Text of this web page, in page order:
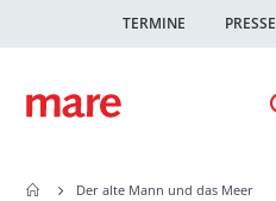
TERMINE PRESSE
Der alte Mann und das Meer